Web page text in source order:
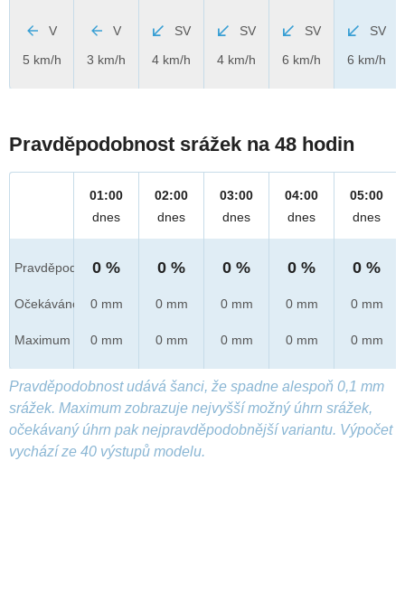
V
5 km/h
V
3 km/h
SV
4 km/h
SV
4 km/h
SV
6 km/h
SV
6 km/h
Pravděpodobnost srážek na 48 hodin
Pravděpod.
Očekáváno
Maximum
01:00
dnes
0 %
0 mm
0 mm
02:00
dnes
0 %
0 mm
0 mm
03:00
dnes
0 %
0 mm
0 mm
04:00
dnes
0 %
0 mm
0 mm
05:00
dnes
0 %
0 mm
0 mm
Pravděpodobnost udává šanci, že spadne alespoň 0,1 mm
srážek. Maximum zobrazuje nejvyšší možný úhrn srážek,
očekávaný úhrn pak nejpravděpodobnější variantu. Výpočet
vychází ze 40 výstupů modelu.